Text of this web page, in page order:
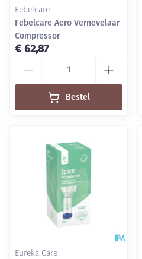
Febelcare
Febelcare Aero Vernevelaar
Compressor
€ 62,87
Bestel
Eureka Care